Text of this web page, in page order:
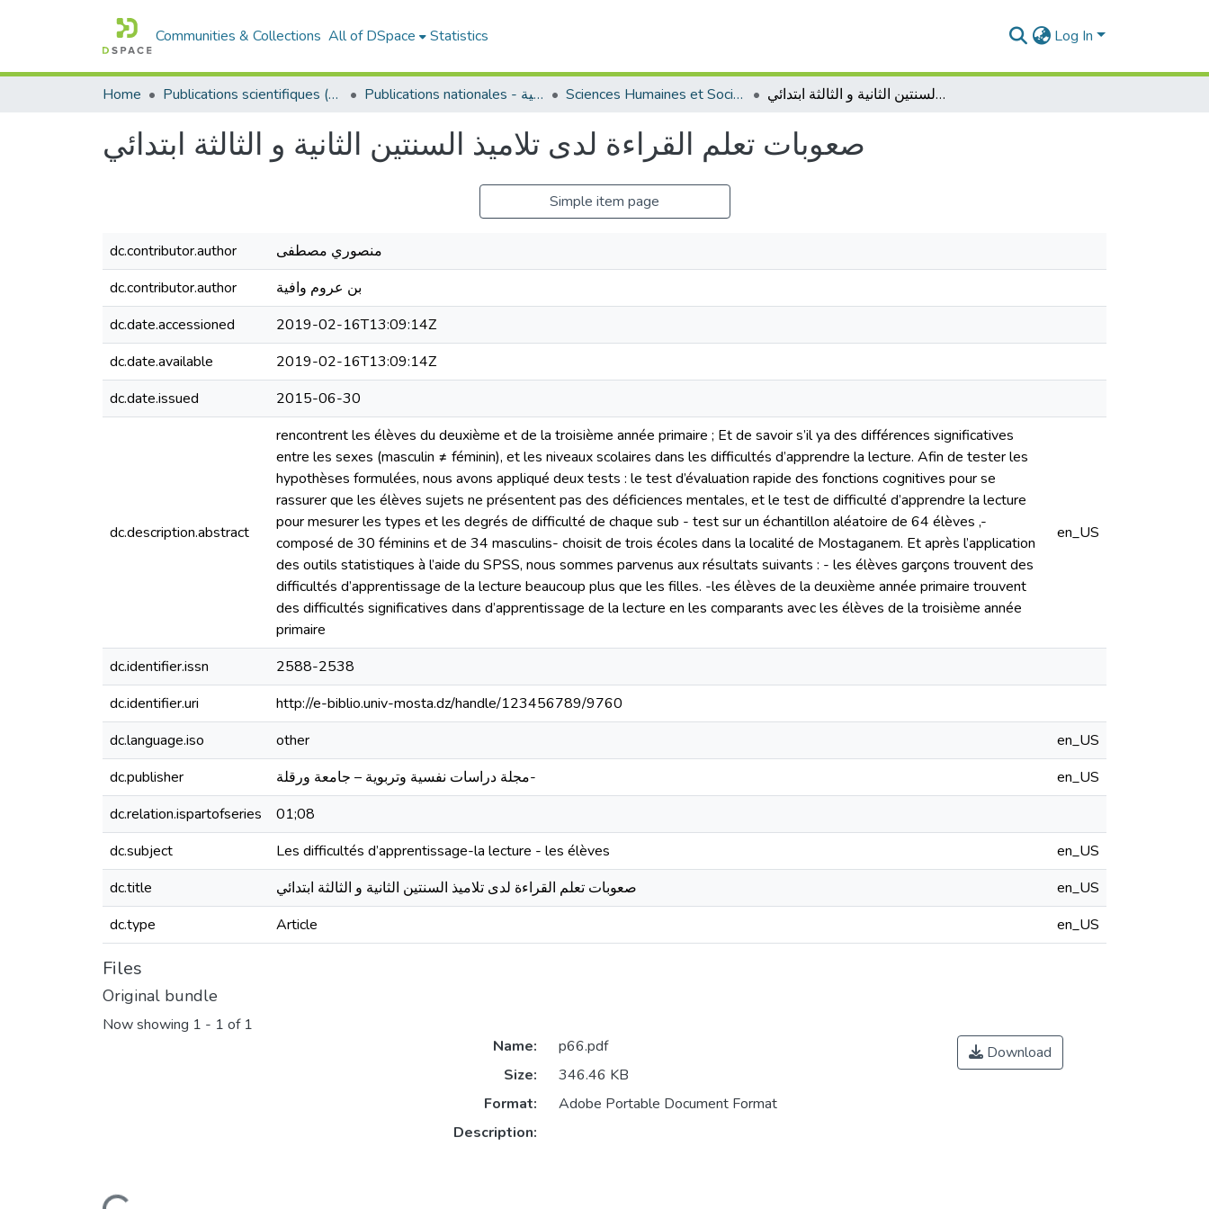
Communities & Collections All of DSpace Statistics Log In
Home Publications scientifiques (Laboratoires) Publications nationales - منشورات وطنية Sciences Humaines et Sociales - العلوم الإنسانية والاجتماعية صعوبات تعلم القراءة لدى تلاميذ السنتين الثانية و الثالثة ابتدائي
صعوبات تعلم القراءة لدى تلاميذ السنتين الثانية و الثالثة ابتدائي
Simple item page
dc.contributor.author
منصوري مصطفى
dc.contributor.author
بن عروم وافية
dc.date.accessioned
2019-02-16T13:09:14Z
dc.date.available
2019-02-16T13:09:14Z
dc.date.issued
2015-06-30
dc.description.abstract
rencontrent les élèves du deuxième et de la troisième année primaire ; Et de savoir s’il ya des différences significatives
entre les sexes (masculin ≠ féminin), et les niveaux scolaires dans les difficultés d’apprendre la lecture. Afin de tester les
hypothèses formulées, nous avons appliqué deux tests : le test d’évaluation rapide des fonctions cognitives pour se
rassurer que les élèves sujets ne présentent pas des déficiences mentales, et le test de difficulté d’apprendre la lecture
pour mesurer les types et les degrés de difficulté de chaque sub - test sur un échantillon aléatoire de 64 élèves ,-
composé de 30 féminins et de 34 masculins- choisit de trois écoles dans la localité de Mostaganem. Et après l’application
des outils statistiques à l’aide du SPSS, nous sommes parvenus aux résultats suivants : - les élèves garçons trouvent des
difficultés d’apprentissage de la lecture beaucoup plus que les filles. -les élèves de la deuxième année primaire trouvent
des difficultés significatives dans d’apprentissage de la lecture en les comparants avec les élèves de la troisième année
primaire
en_US
dc.identifier.issn
2588-2538
dc.identifier.uri
http://e-biblio.univ-mosta.dz/handle/123456789/9760
dc.language.iso
other
en_US
dc.publisher
مجلة دراسات نفسية وتربوية – جامعة ورقلة-
en_US
dc.relation.ispartofseries
01;08
dc.subject
Les difficultés d’apprentissage-la lecture - les élèves
en_US
dc.title
صعوبات تعلم القراءة لدى تلاميذ السنتين الثانية و الثالثة ابتدائي
en_US
dc.type
Article en_US
Files
Original bundle
Now showing 1 - 1 of 1
Name:
p66.pdf
Size:
346.46 KB
Format:
Adobe Portable Document Format
Description:
Download